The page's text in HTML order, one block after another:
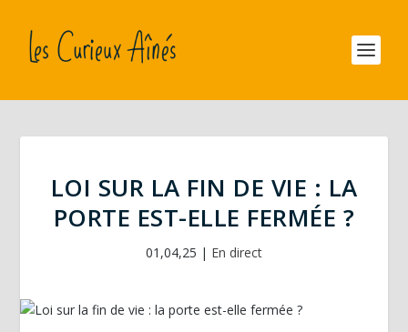
LOI SUR LA FIN DE VIE : LA
PORTE EST-ELLE FERMÉE ?
01,04,25 | En direct